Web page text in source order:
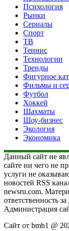
Психология
Рынки
Сериалы
Спорт
ТВ
Теннис
Технологии
Тренды
Фигурное
Фильмы и
Футбол
Хоккей
Шахматы
Шоу-бизнес
Экология
Экономика
Данный сайт не
сайте ни чего не
услуги не
новостей RSS
newsru.com.
ответственность
Администрация
Сайт от bmb1 @